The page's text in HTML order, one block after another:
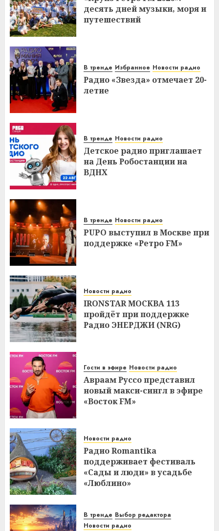
десять дней музыки, моря и
путешествий
В тренде Избранное Новости радио
Радио «Звезда» отмечает 20-
летие
В тренде Новости радио
Детское радио приглашает
на День Робостанции на
ВДНХ
В тренде Новости радио
PUPO выступил в Москве при
поддержке «Ретро FM»
Новости радио
IRONSTAR МОСКВА 113
пройдёт при поддержке
Радио ЭНЕРДЖИ (NRG)
Гости в эфире Новости радио
Авраам Руссо представил
новый макси-сингл в эфире
«Восток FM»
Новости радио
Радио Romantika
поддерживает фестиваль
«Сады и люди» в усадьбе
«Люблино»
В тренде Выбор редактора
Новости радио